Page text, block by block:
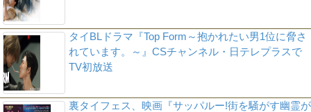
タイBLドラマ『Top Form～抱かれたい男1位に脅さ
れています。～』CSチャンネル・日テレプラスで
TV初放送
裏タイフェス、映画『サッパルー!街を騒がす幽霊が